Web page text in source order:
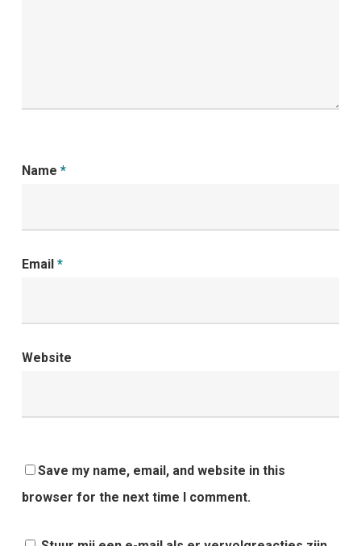
Name *
Email *
Website
Save my name, email, and website in this
browser for the next time I comment.